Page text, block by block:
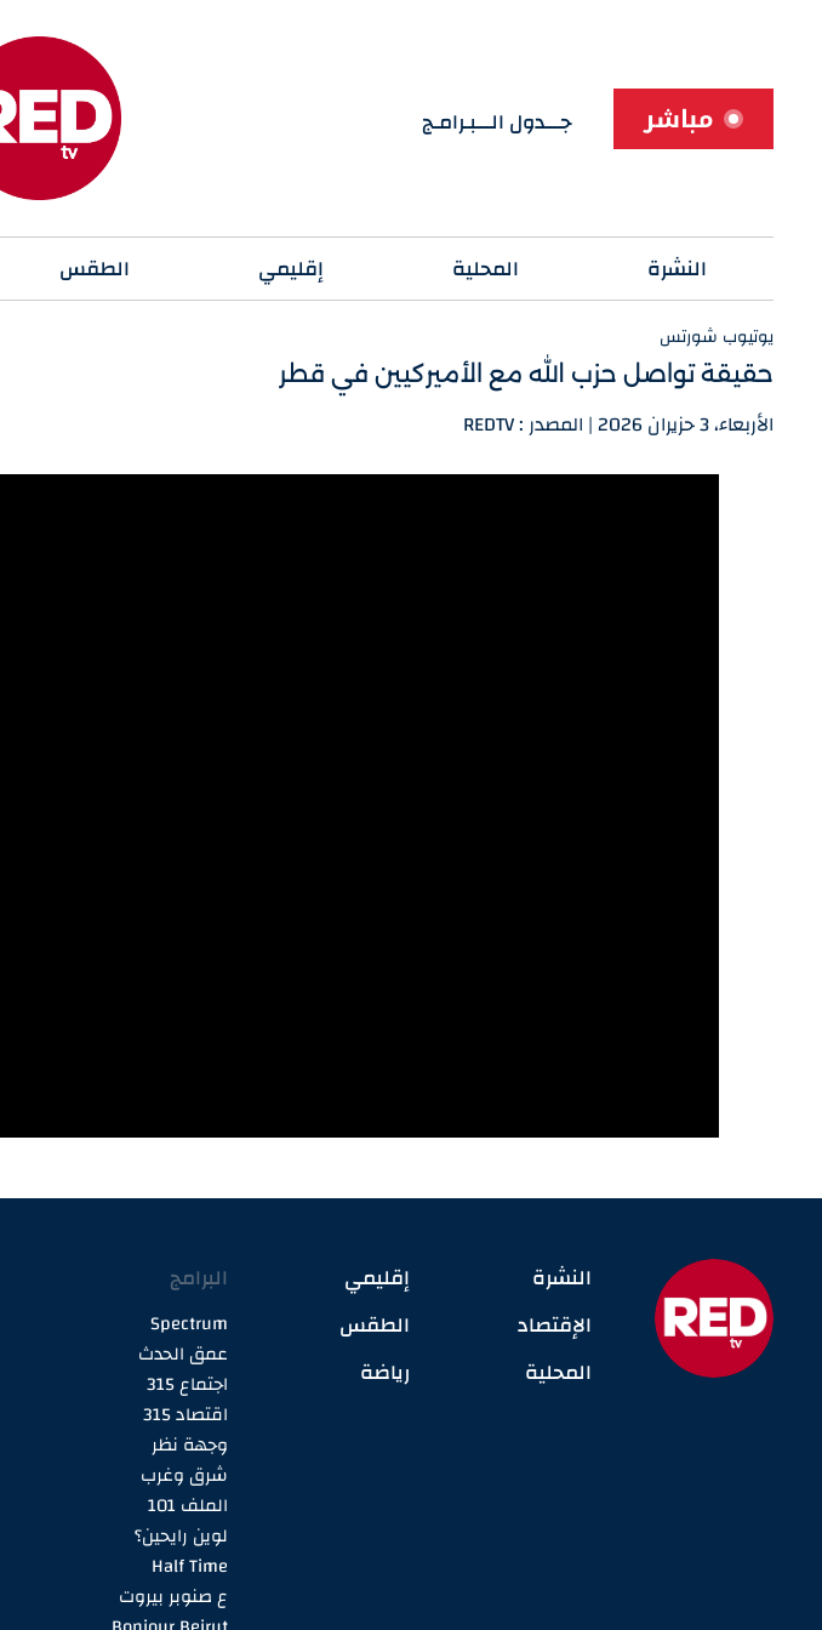
مباشر جـــدول الـــبـرامـج
النشرة المحلية إقليمي الطقس
يوتيوب شورتس
حقيقة تواصل حزب الله مع الأميركيين في قطر
الأربعاء، 3 حزيران 2026 | المصدر : REDTV
النشرة
الإقتصاد
المحلية
إقليمي
الطقس
رياضة
البرامج
Spectrum
عمق الحدث
اجتماع 315
اقتصاد 315
وجهة نظر
شرق وغرب
الملف 101
لوين رايحين؟
Half Time
ع صنوبر بيروت